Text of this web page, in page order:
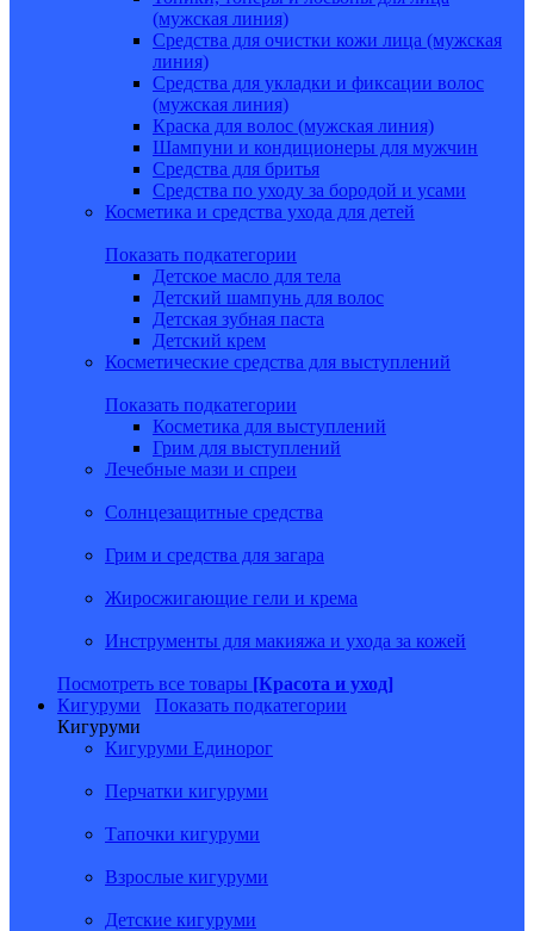
(мужская линия)
Средства для очистки кожи лица (мужская
линия)
Средства для укладки и фиксации волос
(мужская линия)
Краска для волос (мужская линия)
Шампуни и кондиционеры для мужчин
Средства для бритья
Средства по уходу за бородой и усами
Косметика и средства ухода для детей
Показать подкатегории
Детское масло для тела
Детский шампунь для волос
Детская зубная паста
Детский крем
Косметические средства для выступлений
Показать подкатегории
Косметика для выступлений
Грим для выступлений
Лечебные мази и спреи
Солнцезащитные средства
Грим и средства для загара
Жиросжигающие гели и крема
Инструменты для макияжа и ухода за кожей
Посмотреть все товары [Красота и уход]
Кигуруми
Показать подкатегории
Кигуруми
Кигуруми Единорог
Перчатки кигуруми
Тапочки кигуруми
Взрослые кигуруми
Детские кигуруми